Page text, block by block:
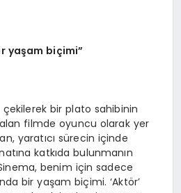
yaşam biçimi”
çekilerek bir plato sahibinin
filmde oyuncu olarak yer
yaratıcı sürecin içinde
katkıda bulunmanın
benim için sadece
bir yaşam biçimi. ‘Aktör’